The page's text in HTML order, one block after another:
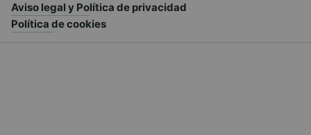
Aviso legal y Política de privacidad
Política de cookies